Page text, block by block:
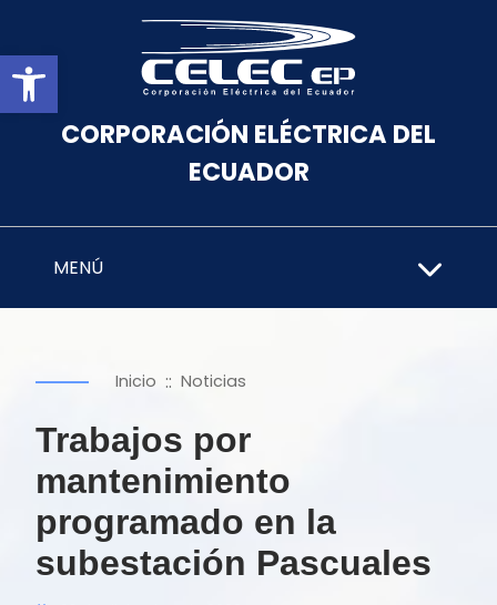
Abrir barra de herramientas
CORPORACIÓN ELÉCTRICA DEL
ECUADOR
MENÚ
Inicio :: Noticias
Trabajos por
mantenimiento
programado en la
subestación Pascuales